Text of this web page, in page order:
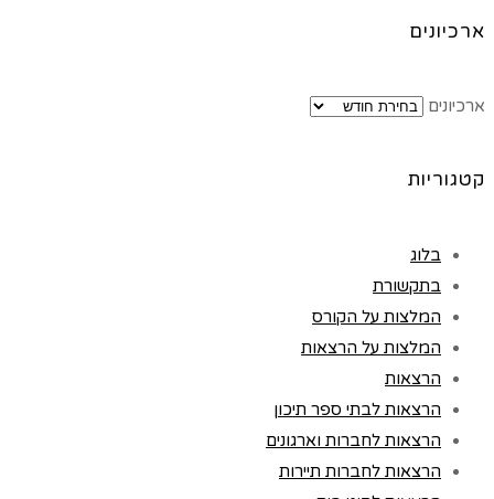
ארכיונים
ארכיונים
קטגוריות
בלוג
בתקשורת
המלצות על הקורס
המלצות על הרצאות
הרצאות
הרצאות לבתי ספר תיכון
הרצאות לחברות וארגונים
הרצאות לחברות תיירות